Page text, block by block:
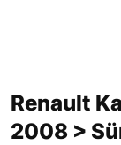
Renault
2008 >